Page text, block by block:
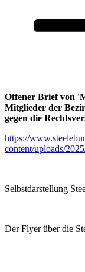
Offener Brief von
Mitglieder der
gegen die
https://
content/uploads/
Selbstdarstellung
Der Flyer über die